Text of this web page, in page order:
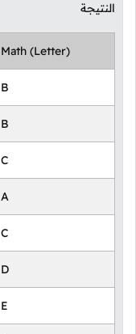
النتيجة
Math (Letter)
B
B
C
A
C
D
E